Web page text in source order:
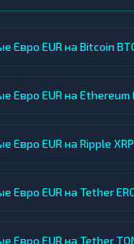
Евро EUR на Bitcoin
Евро EUR на Ethereum
Евро EUR на Ripple XRP
Евро EUR на Tether
Евро EUR на Tether